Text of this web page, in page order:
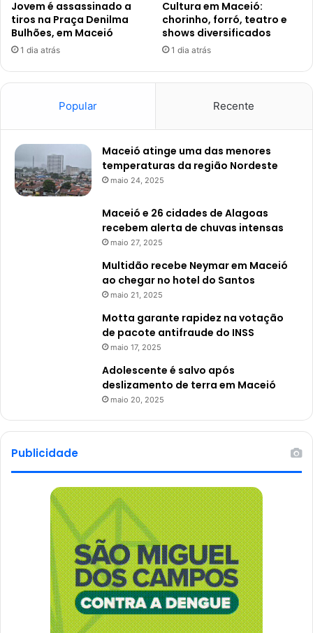
Jovem é assassinado a
tiros na Praça Denilma
Bulhões, em Maceió
1 dia atrás
Cultura em Maceió:
chorinho, forró, teatro e
shows diversificados
1 dia atrás
Popular Recente
Maceió atinge uma das menores
temperaturas da região Nordeste
maio 24, 2025
Maceió e 26 cidades de Alagoas
recebem alerta de chuvas intensas
maio 27, 2025
Multidão recebe Neymar em Maceió
ao chegar no hotel do Santos
maio 21, 2025
Motta garante rapidez na votação
de pacote antifraude do INSS
maio 17, 2025
Adolescente é salvo após
deslizamento de terra em Maceió
maio 20, 2025
Publicidade